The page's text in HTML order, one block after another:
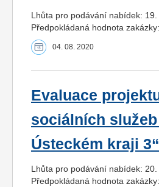
Lhůta pro podávání nabídek:
Předpokládaná hodnota
04. 08. 2020
Evaluace
sociálních
Ústeckém kraji 3“
Lhůta pro podávání nabídek:
Předpokládaná hodnota